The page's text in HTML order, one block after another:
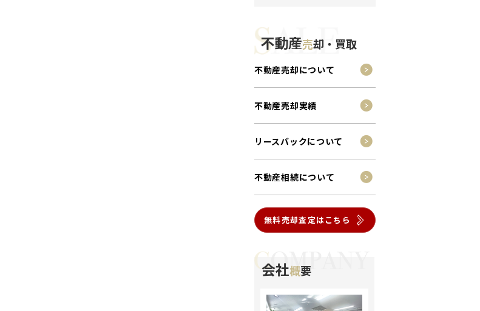
不動産売却・買取
不動産売却について
不動産売却実績
リースバックについて
不動産相続について
無料売却査定はこちら
会社概要